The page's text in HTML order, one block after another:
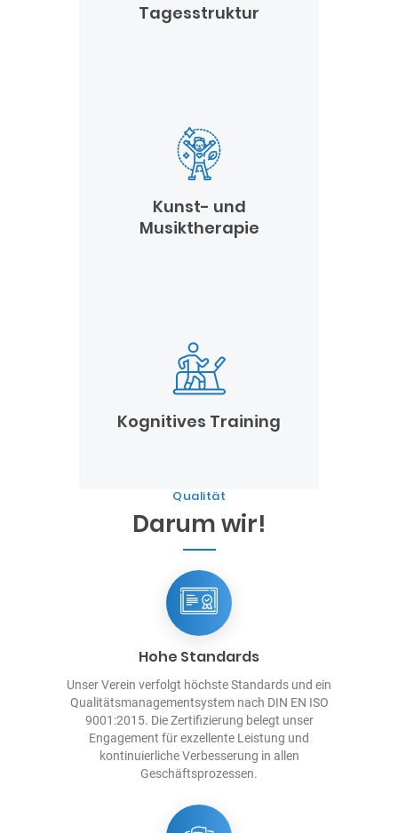
Tagesstruktur
Kunst- und
Musiktherapie
Kognitives Training
Qualität
Darum wir!
Hohe Standards
Unser Verein verfolgt höchste Standards und ein
Qualitätsmanagementsystem nach DIN EN ISO
9001:2015. Die Zertifizierung belegt unser
Engagement für exzellente Leistung und
kontinuierliche Verbesserung in allen
Geschäftsprozessen.